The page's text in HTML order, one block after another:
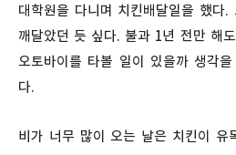
대학원을 다니며 치킨배달일을 했다
깨달았던 듯 싶다. 불과 1년 전만 해
오토바이를 타볼 일이 있을까 생각
다.
비가 너무 많이 오는 날은 치킨이 유